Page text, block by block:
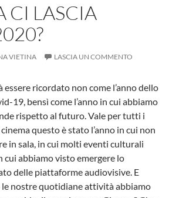
CI LASCIA
VIETINA LASCIA UN COMMENTO
essere ricordato non come l’anno dello
19, bensì come l’anno in cui abbiamo
rispetto al futuro. Vale per tutti i
questo è stato l’anno in cui non
in sala, in cui molti eventi culturali
cui abbiamo visto emergere lo
delle piattaforme audiovisive. E
le nostre quotidiane attività abbiamo